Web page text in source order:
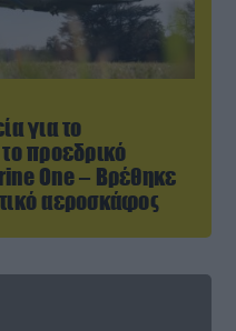
για το
προεδρικό
One – Βρέθηκε
αεροσκάφος